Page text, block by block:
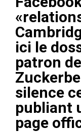
ici le
patron
silence
publiant
page